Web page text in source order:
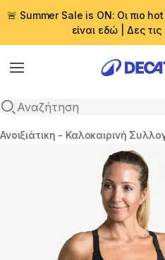
🚨 Summer Sale is ON: Οι πιο
είναι εδώ | Δες
Menu
Αναζήτηση
Αρχική σελίδα
Ανοιξιάτικη - Καλοκαιρινή